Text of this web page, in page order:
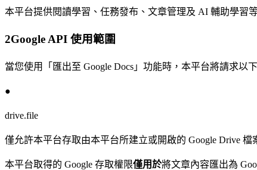
本平台提供閱讀學習、任務發布、文章管理及 AI 輔助學習
2Google API 使用範圍
當您使用「匯出至 Google Docs」功能時，本平台將請求以
●
drive.file
僅允許本平台存取由本平台所建立或開啟的 Google Drive 檔
本平台取得的 Google 存取權限僅用於將文章內容匯出為